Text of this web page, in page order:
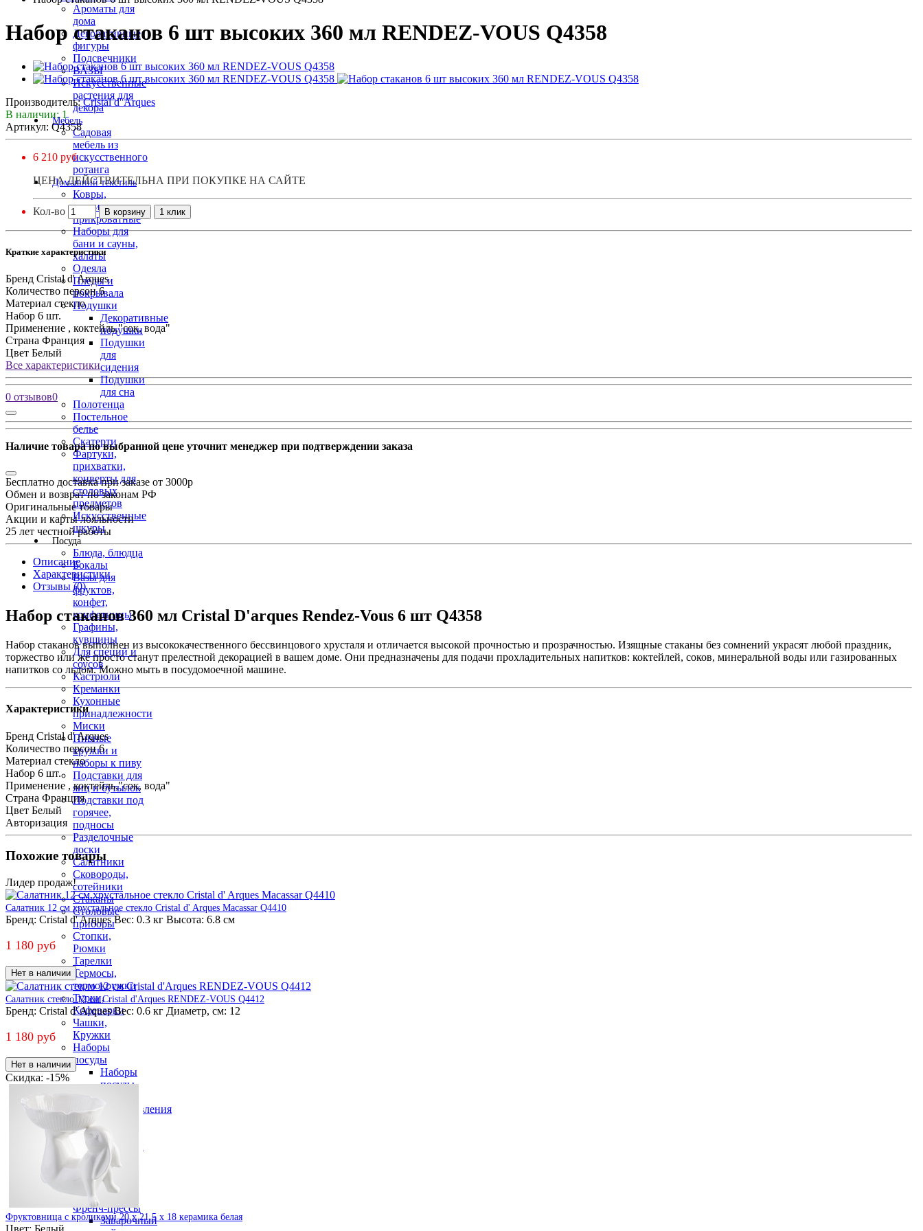
Ароматы для
дома
Декоративные
фигуры
Подсвечники
ВАЗЫ
Искусственные
растения для
декора
Мебель
Садовая
мебель из
искусственного
ротанга
Домашний текстиль
Ковры,
коврики
прикроватные
Наборы для
бани и сауны,
халаты
Одеяла
Пледы и
покрывала
Подушки
Декоративные
подушки
Подушки
для
сидения
Подушки
для сна
Полотенца
Постельное
белье
Скатерти
Фартуки,
прихватки,
конверты для
столовых
предметов
Искусственные
шкуры
Посуда
Блюда, блюдца
Бокалы
Вазы для
фруктов,
конфет,
конфетницы
Графины,
кувшины
Для специй и
соусов
Кастрюли
Креманки
Кухонные
принадлежности
Миски
Пивные
кружки и
наборы к пиву
Подставки для
яиц и бутылок
Подставки под
горячее,
подносы
Разделочные
доски
Салатники
Сковороды,
сотейники
Стаканы
Столовые
приборы
Стопки,
Рюмки
Тарелки
Термосы,
термокружки
Турки,
Кофеварки
Чашки,
Кружки
Наборы
посуды
Наборы
посуды
приготовления
посуды
столовой
Посуда для
напитков
Чайники,
Заварники,
Френч-прессы
Заварочный
Набор стаканов 6 шт высоких 360 мл RENDEZ-VOUS Q4358
Производитель:Cristal d' Arques
В наличии: 1
Артикул: Q4358
6 210 руб
ЦЕНА ДЕЙСТВИТЕЛЬНА ПРИ ПОКУПКЕ НА САЙТЕ
Кол-во В корзину 1 клик
Краткие характеристики
Бренд Cristal d' Arques
Количество персон 6
Материал стекло
Набор 6 шт.
Применение , коктейль,"сок, вода"
Страна Франция
Цвет Белый
Все характеристики
0 отзывов0
Наличие товара по выбранной цене уточнит менеджер при подтверждении заказа
Бесплатно доставка при заказе от 3000р
Обмен и возврат по законам РФ
Оригинальные товары
Акции и карты лояльности
25 лет честной работы
Описание
Характеристики
Отзывы (0)
Набор стаканов 360 мл Cristal D'arques Rendez-Vous 6 шт Q4358
Набор стаканов выполнен из высококачественного бессвинцового хрусталя и отличается высокой прочностью и прозрачностью. Изящные стаканы без сомнений украсят любой праздник,
торжество или же просто станут прелестной декорацией в вашем доме. Они предназначены для подачи прохладительных напитков: коктейлей, соков, минеральной воды или газированных
напитков со льдом. Можно мыть в посудомоечной машине.
Характеристики
Бренд Cristal d' Arques
Количество персон 6
Материал стекло
Набор 6 шт.
Применение , коктейль,"сок, вода"
Страна Франция
Цвет Белый
Авторизация
Похожие товары
Лидер продаж!
Салатник 12 см хрустальное стекло Cristal d' Arques Macassar Q4410
Бренд: Cristal d' Arques Вес: 0.3 кг Высота: 6.8 см
1 180 руб
Нет в наличии
Салатник стекло 12 см Cristal d'Arques RENDEZ-VOUS Q4412
Бренд: Cristal d' Arques Вес: 0.6 кг Диаметр, см: 12
1 180 руб
Нет в наличии
Cкидка: -15%
Фруктовница с кроликами 20 x 21.5 x 18 керамика белая
Цвет: Белый